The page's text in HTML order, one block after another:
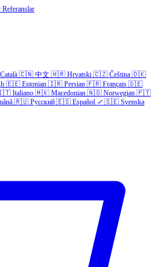
Referanslar
Català 🇨🇳 中文 🇭🇷 Hrvatski 🇨🇿 Čeština 🇩🇰
🇪🇪 Estonian 🇮🇷 Persian 🇫🇷 Français 🇩🇪
Italiano 🇲🇰 Macedonian 🇳🇴 Norwegian 🇵🇹
🇷🇺 Русский 🇪🇸 Español ✓ 🇸🇪 Svenska